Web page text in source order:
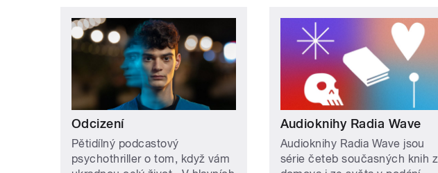
Odcizení
Pětidílný podcastový
psychothriller o tom, když vám
Audioknihy Radia Wave
Audioknihy Radia Wave jsou
série četeb současných knih z